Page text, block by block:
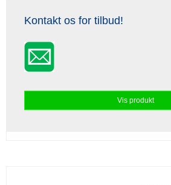
Kontakt os for tilbud!
Vis produkt